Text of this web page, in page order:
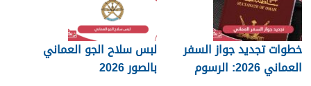
خطوات تجديد جواز السفر
العماني 2026: الرسوم
لبس سلاح الجو العماني
بالصور 2026